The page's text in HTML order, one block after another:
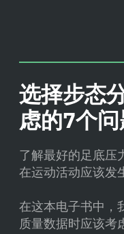
选择步态
虑的7个
了解最好的足底压
在运动活动应该发
在这本电子书中，
质量数据时应该考